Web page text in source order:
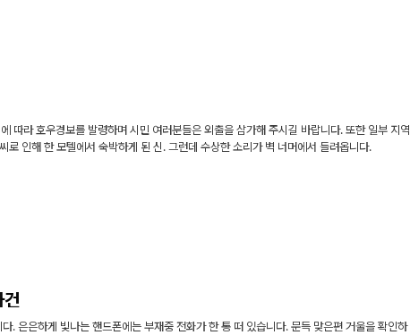
따라 호우경보를 발령하며 시민 여러분들은 외출을 삼가해 주시길 바랍니다. 또한 일부 지역
로 인해 한 모텔에서 숙박하게 된 신. 그런데 수상한 소리가 벽 너머에서 들려옵니다.
. 은은하게 빛나는 핸드폰에는 부재중 전화가 한 통 떠 있습니다. 문득 맞은편 거울을 확인하